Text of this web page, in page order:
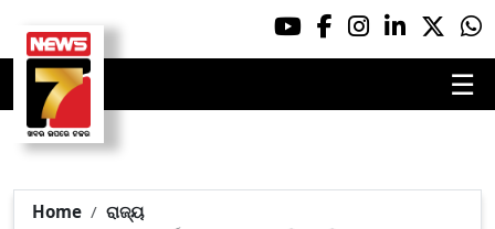
☰
Home
ରାଜ୍ୟ